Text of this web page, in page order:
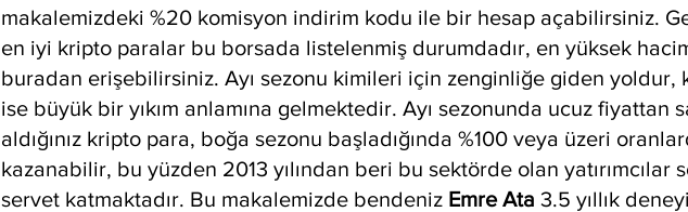
makalemizdeki %20 komisyon indirim kodu ile bir hesap açabilirsiniz.
en iyi kripto paralar bu borsada listelenmiş durumdadır, en yüksek
buradan erişebilirsiniz. Ayı sezonu kimileri için zenginliğe giden yoldur,
ise büyük bir yıkım anlamına gelmektedir. Ayı sezonunda ucuz fiyattan
aldığınız kripto para, boğa sezonu başladığında %100 veya üzeri
kazanabilir, bu yüzden 2013 yılından beri bu sektörde olan yatırımcılar
servet katmaktadır. Bu makalemizde bendeniz Emre Ata 3.5 yıllık